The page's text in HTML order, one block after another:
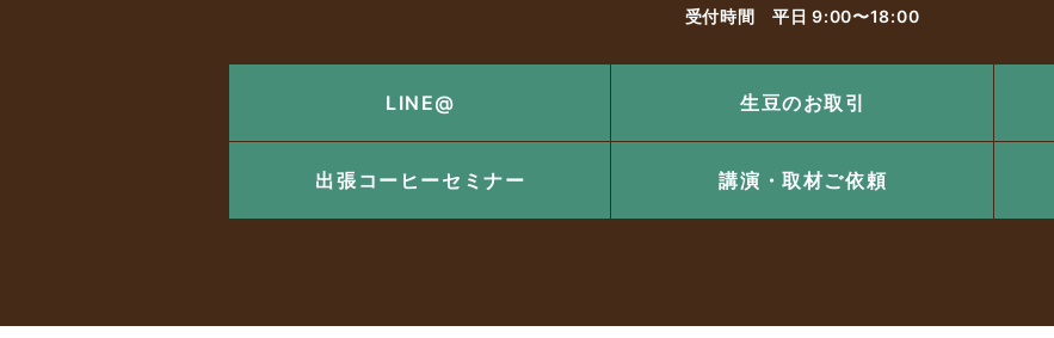
受付時間 平日 9:00〜18:00
LINE@ 生豆のお取引
出張コーヒーセミナー 講演・取材ご依頼